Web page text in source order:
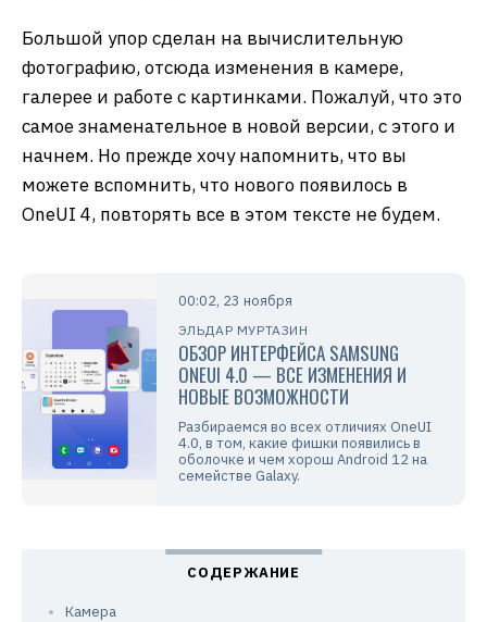
Большой упор сделан на вычислительную
фотографию, отсюда изменения в камере,
галерее и работе с картинками. Пожалуй, что это
самое знаменательное в новой версии, с этого и
начнем. Но прежде хочу напомнить, что вы
можете вспомнить, что нового появилось в
OneUI 4, повторять все в этом тексте не будем.
00:02, 23 ноября
ЭЛЬДАР МУРТАЗИН
ОБЗОР ИНТЕРФЕЙСА SAMSUNG
ONEUI 4.0 — ВСЕ ИЗМЕНЕНИЯ И
НОВЫЕ ВОЗМОЖНОСТИ
Разбираемся во всех отличиях OneUI
4.0, в том, какие фишки появились в
оболочке и чем хорош Android 12 на
семействе Galaxy.
Камера